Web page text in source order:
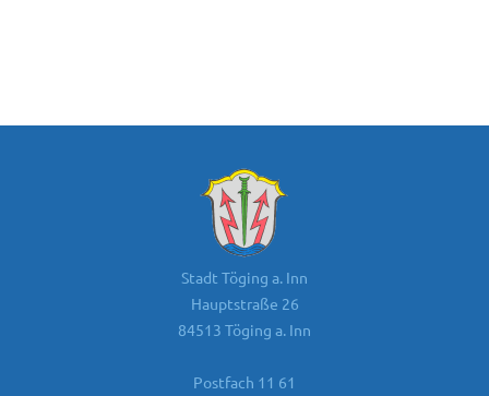
Stadt Töging a. Inn
Hauptstraße 26
84513 Töging a. Inn
Postfach 11 61